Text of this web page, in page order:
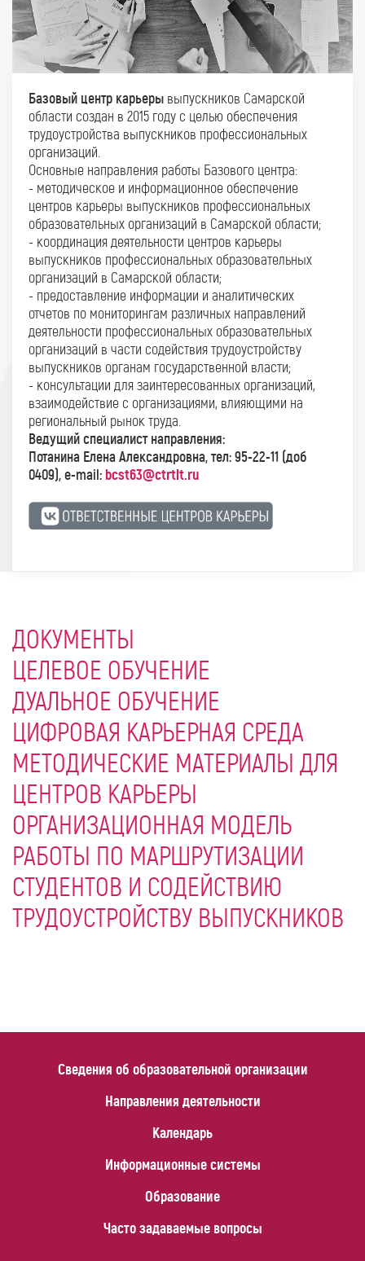
Базовый центр карьеры выпускников Самарской
области создан в 2015 году с целью обеспечения
трудоустройства выпускников профессиональных
организаций.
Основные направления работы Базового центра:
- методическое и информационное обеспечение
центров карьеры выпускников профессиональных
образовательных организаций в Самарской области;
- координация деятельности центров карьеры
выпускников профессиональных образовательных
организаций в Самарской области;
- предоставление информации и аналитических
отчетов по мониторингам различных направлений
деятельности профессиональных образовательных
организаций в части содействия трудоустройству
выпускников органам государственной власти;
- консультации для заинтересованных организаций,
взаимодействие с организациями, влияющими на
региональный рынок труда.
Ведущий специалист направления:
Потанина Елена Александровна, тел: 95-22-11 (доб
0409), e-mail: bcst63@ctrtlt.ru
ДОКУМЕНТЫ
ЦЕЛЕВОЕ ОБУЧЕНИЕ
ДУАЛЬНОЕ ОБУЧЕНИЕ
ЦИФРОВАЯ КАРЬЕРНАЯ СРЕДА
МЕТОДИЧЕСКИЕ МАТЕРИАЛЫ ДЛЯ
ЦЕНТРОВ КАРЬЕРЫ
ОРГАНИЗАЦИОННАЯ МОДЕЛЬ
РАБОТЫ ПО МАРШРУТИЗАЦИИ
СТУДЕНТОВ И СОДЕЙСТВИЮ
ТРУДОУСТРОЙСТВУ ВЫПУСКНИКОВ
Сведения об образовательной организации
Направления деятельности
Календарь
Информационные системы
Образование
Часто задаваемые вопросы